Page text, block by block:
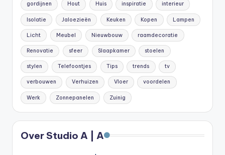
gordijnen Hout Huis inspiratie interieur
Isolatie Jaloezieën Keuken Kopen Lampen
Licht Meubel Nieuwbouw raamdecoratie
Renovatie sfeer Slaapkamer stoelen
stylen Telefoontjes Tips trends tv
verbouwen Verhuizen Vloer voordelen
Werk Zonnepanelen Zuinig
Over Studio A | A